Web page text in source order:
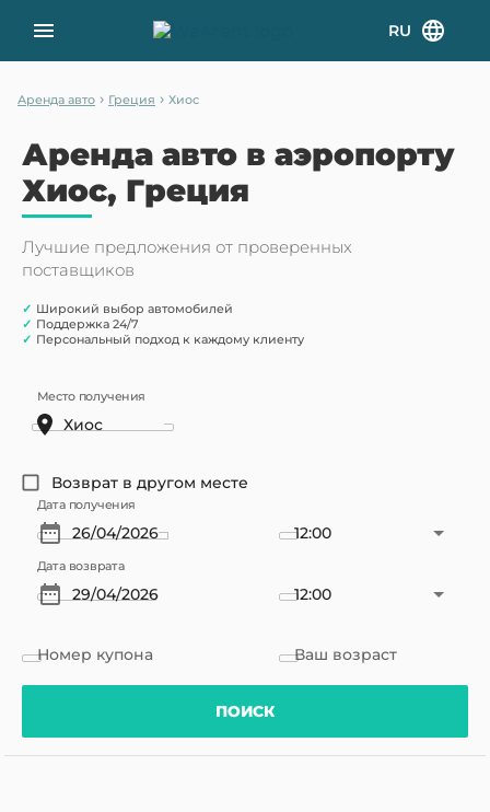
RU
Аренда авто › Греция › Хиос
Аренда авто в аэропорту
Хиос, Греция
Лучшие предложения от проверенных
поставщиков
✓ Широкий выбор автомобилей
✓ Поддержка 24/7
✓ Персональный подход к каждому клиенту
Место получения
Возврат в другом месте
Дата получения
12:00
Дата возврата
12:00
Номер купона Ваш возраст
ПОИСК